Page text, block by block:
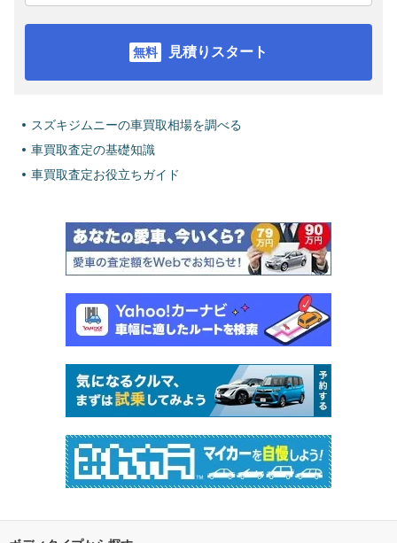
見積りスタート
スズキジムニーの車買取相場を調べる
車買取査定の基礎知識
車買取査定お役立ちガイド